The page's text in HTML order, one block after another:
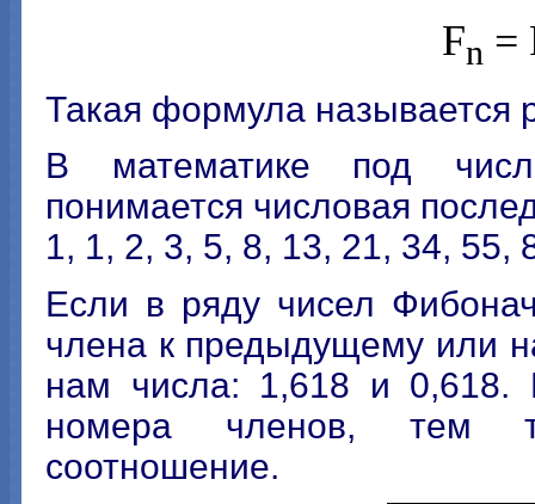
Fn =
Такая формула называется
В математике под
понимается числовая
1, 1, 2, 3, 5, 8, 13, 21, 34, 55,
Если в ряду чисел
члена к предыдущему или
нам числа: 1,618 и 0,618.
номера членов, тем
соотношение.